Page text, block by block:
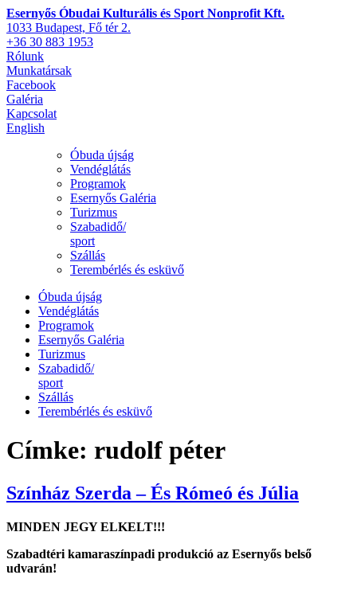
Esernyős Óbudai Kulturális és Sport Nonprofit Kft.
1033 Budapest, Fő tér 2.
+36 30 883 1953
Rólunk
Munkatársak
Facebook
Galéria
Kapcsolat
English
Óbuda újság
Vendéglátás
Programok
Esernyős Galéria
Turizmus
Szabadidő/
sport
Szállás
Terembérlés és esküvő
Óbuda újság
Vendéglátás
Programok
Esernyős Galéria
Turizmus
Szabadidő/
sport
Szállás
Terembérlés és esküvő
Címke: rudolf péter
Színház Szerda – És Rómeó és Júlia
MINDEN JEGY ELKELT!!!
Szabadtéri kamaraszínpadi produkció az Esernyős belső
udvarán!